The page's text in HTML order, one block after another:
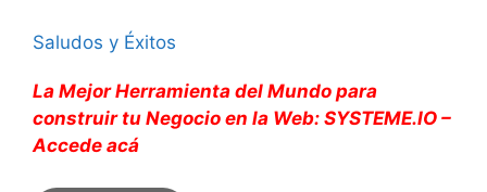
Saludos y Éxitos
La Mejor Herramienta del Mundo para
construir tu Negocio en la Web: SYSTEME.IO –
Accede acá